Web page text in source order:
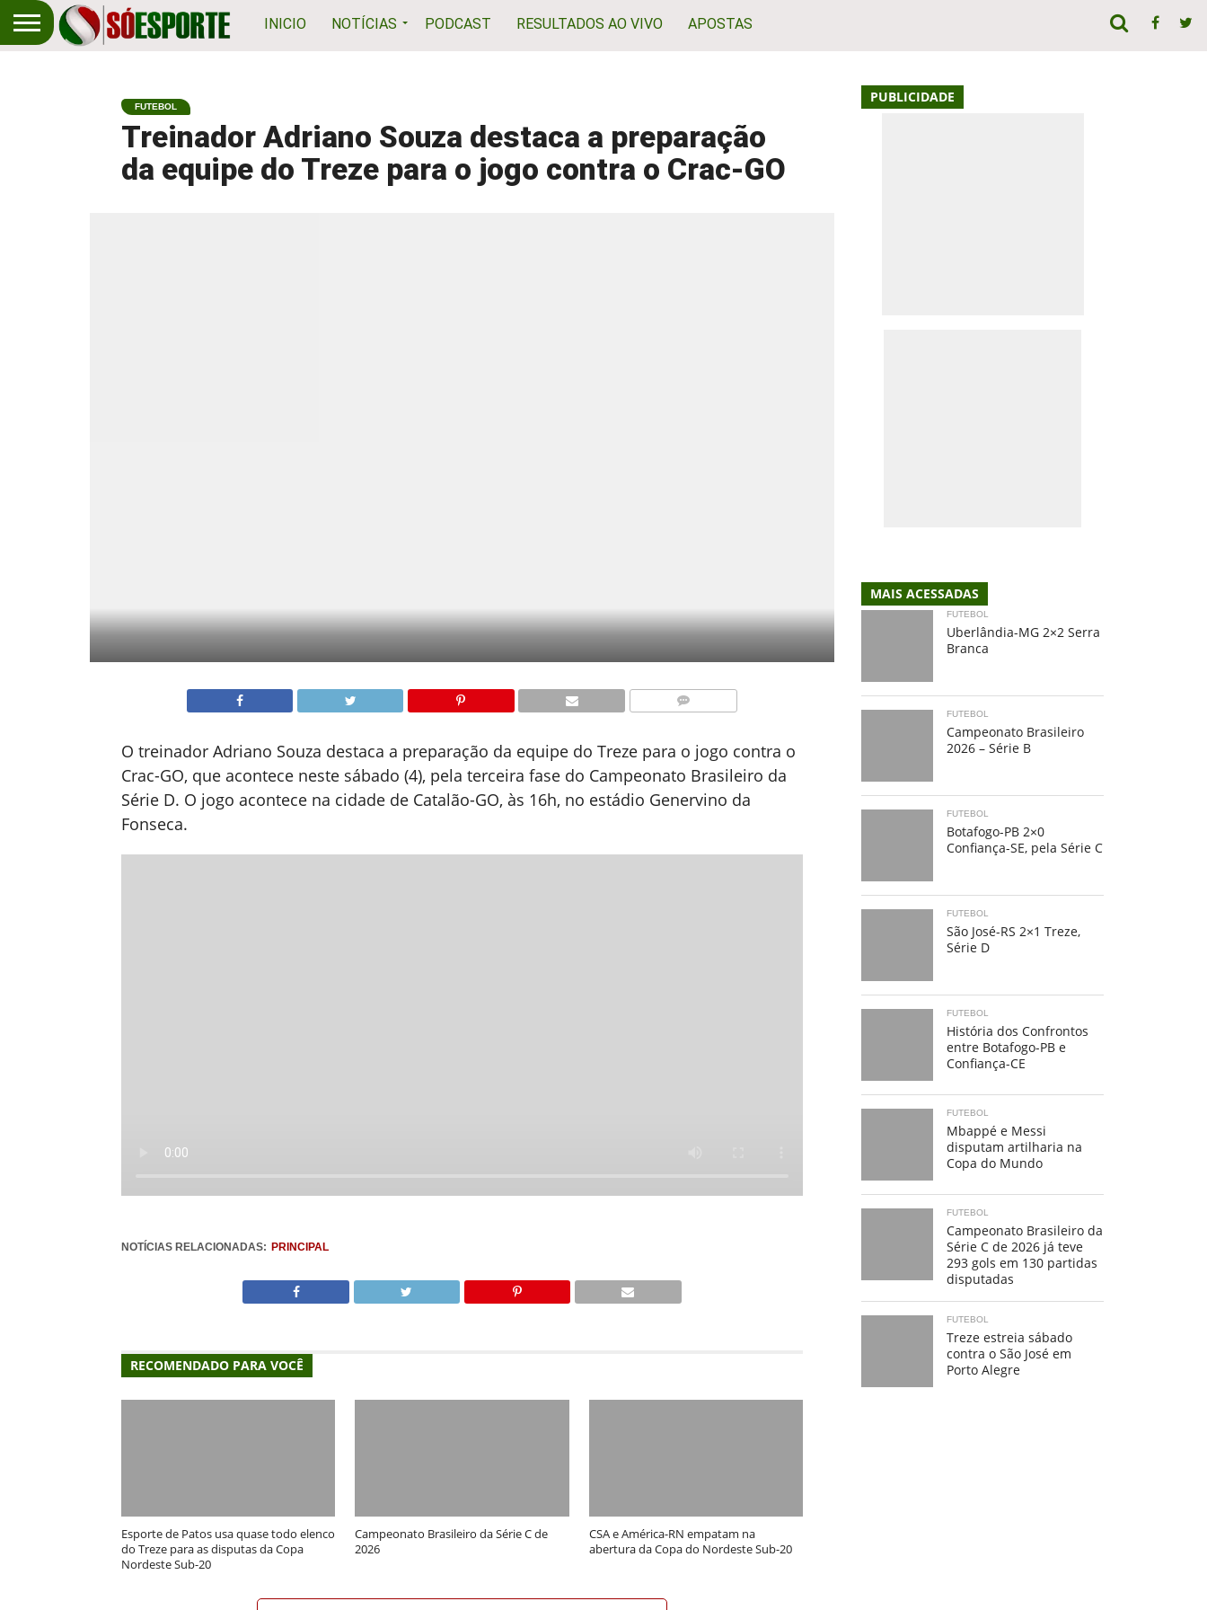
INICIO NOTÍCIAS PODCAST RESULTADOS AO VIVO APOSTAS
FUTEBOL
Treinador Adriano Souza destaca a preparação
da equipe do Treze para o jogo contra o Crac-GO
O treinador Adriano Souza destaca a preparação da equipe do Treze para o jogo contra o
Crac-GO, que acontece neste sábado (4), pela terceira fase do Campeonato Brasileiro da
Série D. O jogo acontece na cidade de Catalão-GO, às 16h, no estádio Genervino da
Fonseca.
NOTÍCIAS RELACIONADAS: PRINCIPAL
RECOMENDADO PARA VOCÊ
Esporte de Patos usa quase todo elenco
do Treze para as disputas da Copa
Nordeste Sub-20
Campeonato Brasileiro da Série C de
2026
CSA e América-RN empatam na
abertura da Copa do Nordeste Sub-20
PUBLICIDADE
MAIS ACESSADAS
FUTEBOL
Uberlândia-MG 2×2 Serra
Branca
FUTEBOL
Campeonato Brasileiro
2026 – Série B
FUTEBOL
Botafogo-PB 2×0
Confiança-SE, pela Série C
FUTEBOL
São José-RS 2×1 Treze,
Série D
FUTEBOL
História dos Confrontos
entre Botafogo-PB e
Confiança-CE
FUTEBOL
Mbappé e Messi
disputam artilharia na
Copa do Mundo
FUTEBOL
Campeonato Brasileiro da
Série C de 2026 já teve
293 gols em 130 partidas
disputadas
FUTEBOL
Treze estreia sábado
contra o São José em
Porto Alegre